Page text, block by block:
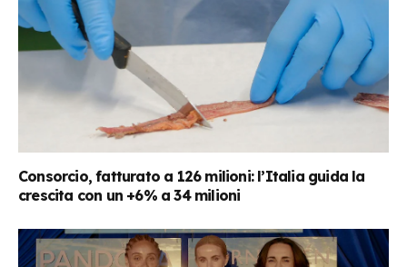
Consorcio, fatturato a 126 milioni: l’Italia guida la
crescita con un +6% a 34 milioni